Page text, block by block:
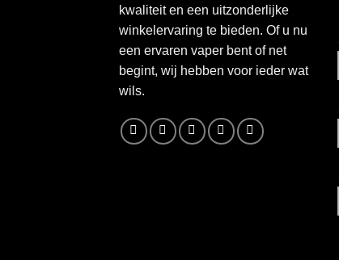
kwaliteit en een uitzonderlijke
winkelervaring te bieden. Of u nu
een ervaren vaper bent of net
begint, wij hebben voor ieder wat
wils.